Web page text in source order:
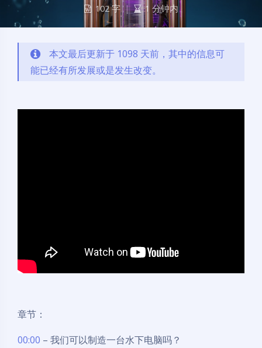
102 字 | 1 分钟内
本文最后更新于 1098 天前，其中的信息可
能已经有所发展或是发生改变。
章节：
00:00 – 我们可以制造一台水下电脑吗？